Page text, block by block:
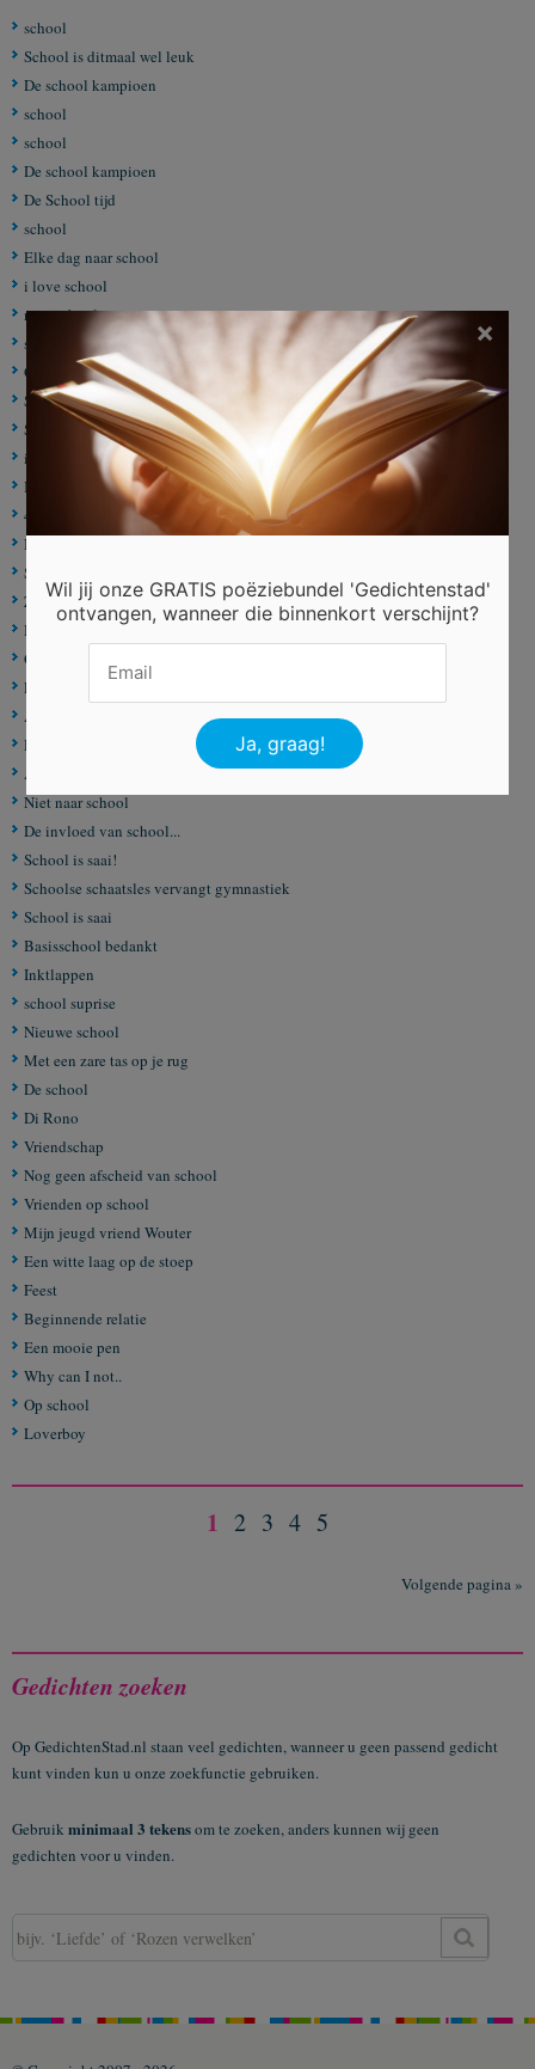
school
School is ditmaal wel leuk
De school kampioen
school
school
De school kampioen
De School tijd
school
Elke dag naar school
i love school
naar school
school-gedicht
Gepest worden op school
School werk
School,sinterklaas
i remember
Bijna weer school
4 jaar geleden
Naar school
School
Zit niet zo te zeuren
Met een zware tas op je rug
Ontzet
Fluorjasjes
Afscheid van de klas
De school is voorbij
Afscheid van de brugklas
Niet naar school
De invloed van school...
School is saai!
Schoolse schaatsles vervangt gymnastiek
School is saai
Basisschool bedankt
Inktlappen
school suprise
Nieuwe school
Met een zare tas op je rug
De school
Di Rono
Vriendschap
Nog geen afscheid van school
Vrienden op school
Mijn jeugd vriend Wouter
Een witte laag op de stoep
Feest
Beginnende relatie
Een mooie pen
Why can I not..
Op school
Loverboy
1 2 3 4 5
Volgende pagina »
Gedichten zoeken
Op GedichtenStad.nl staan veel gedichten, wanneer u geen passend gedicht
kunt vinden kun u onze zoekfunctie gebruiken.
Gebruik minimaal 3 tekensom te zoeken, anders kunnen wij geen
gedichten voor u vinden.
Wil jij onze GRATIS poëziebundel 'Gedichtenstad'
ontvangen, wanneer die binnenkort verschijnt?
×